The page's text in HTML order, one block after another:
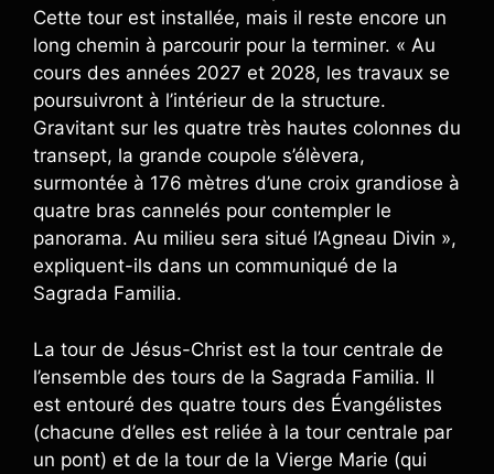
Cette tour est installée, mais il reste encore un
long chemin à parcourir pour la terminer. « Au
cours des années 2027 et 2028, les travaux se
poursuivront à l’intérieur de la structure.
Gravitant sur les quatre très hautes colonnes du
transept, la grande coupole s’élèvera,
surmontée à 176 mètres d’une croix grandiose à
quatre bras cannelés pour contempler le
panorama. Au milieu sera situé l’Agneau Divin »,
expliquent-ils dans un communiqué de la
Sagrada Familia.
La tour de Jésus-Christ est la tour centrale de
l’ensemble des tours de la Sagrada Familia. Il
est entouré des quatre tours des Évangélistes
(chacune d’elles est reliée à la tour centrale par
un pont) et de la tour de la Vierge Marie (qui